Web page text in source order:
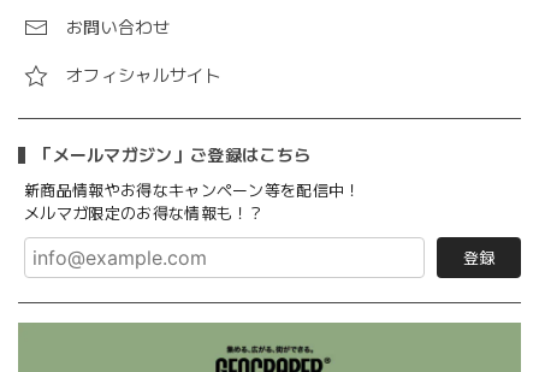
お問い合わせ
オフィシャルサイト
「メールマガジン」ご登録はこちら
新商品情報やお得なキャンペーン等を配信中！
メルマガ限定のお得な情報も！？
登録